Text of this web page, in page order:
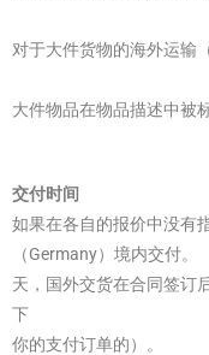
对于大件货物的海外运输
大件物品在物品描述中被
交付时间
如果在各自的报价中没有
（Germany）境内交付。
天，国外交货在合同签订
下
你的支付订单的）。